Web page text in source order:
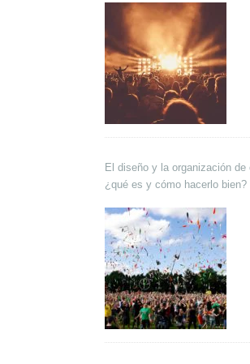
El diseño y la organización de
¿qué es y cómo hacerlo bien?